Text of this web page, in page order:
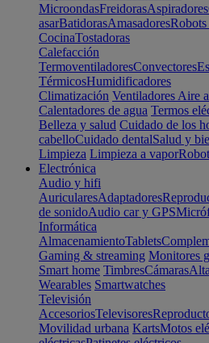
MicroondasFreidorasAspiradores
asarBatidorasAmasadores
CocinaTostadoras
Calefacción
TermoventiladoresConvectores
TérmicosHumidificadores
Climatización Ventiladores Aire
Calentadores de agua Termos
Belleza y salud Cuidado de los
cabelloCuidado dentalSalud y
Limpieza Limpieza a vapor
Electrónica
Audio y hifi
AuricularesAdaptadores
de sonidoAudio car y GPS
Informática
AlmacenamientoTablets
Gaming & streaming Monitores
Smart home TimbresCámaras
Wearables Smartwatches
Televisión
AccesoriosTelevisores
Movilidad urbana KartsMotos